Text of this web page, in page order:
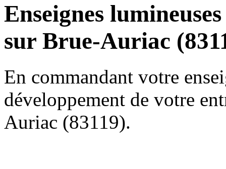
Enseignes
sur Brue-Auriac
En commandant votre
développement de votre
Auriac (83119).